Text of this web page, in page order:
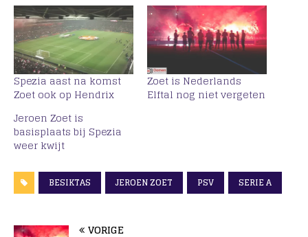
Spezia aast na komst
Zoet ook op Hendrix
Zoet is Nederlands
Elftal nog niet vergeten
Jeroen Zoet is
basisplaats bij Spezia
weer kwijt
BESIKTAS JEROEN ZOET PSV SERIE A
VORIGE